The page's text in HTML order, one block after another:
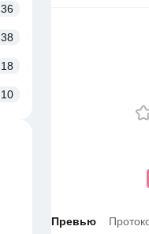
36
38
18
10
Превью